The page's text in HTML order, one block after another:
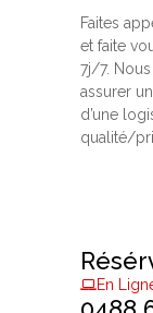
Faites
et faite
7j/7.
assurer
d’une
qualité/
En